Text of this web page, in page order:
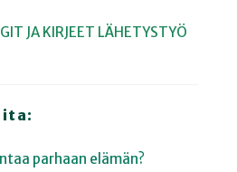
JA KIRJEET LÄHETYSTYÖ
parhaan elämän?